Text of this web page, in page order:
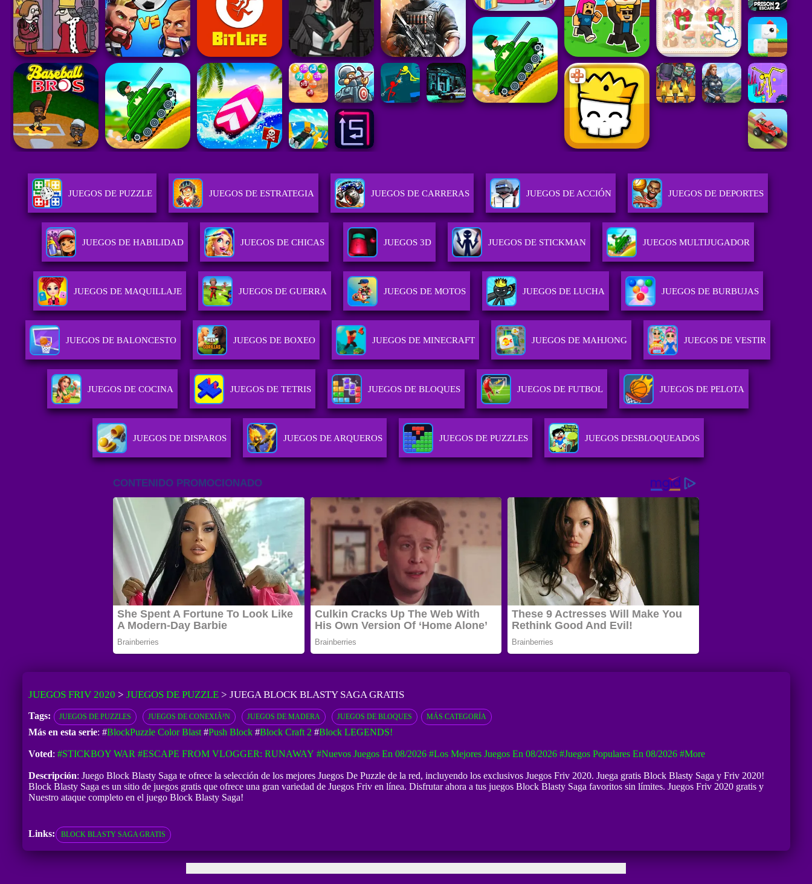
JUEGOS DE PUZZLE JUEGOS DE ESTRATEGIA JUEGOS DE CARRERAS JUEGOS DE ACCIÓN JUEGOS DE DEPORTES
JUEGOS DE HABILIDAD JUEGOS DE CHICAS JUEGOS 3D JUEGOS DE STICKMAN JUEGOS MULTIJUGADOR
JUEGOS DE MAQUILLAJE JUEGOS DE GUERRA JUEGOS DE MOTOS JUEGOS DE LUCHA JUEGOS DE BURBUJAS
JUEGOS DE BALONCESTO JUEGOS DE BOXEO JUEGOS DE MINECRAFT JUEGOS DE MAHJONG JUEGOS DE VESTIR
JUEGOS DE COCINA JUEGOS DE TETRIS JUEGOS DE BLOQUES JUEGOS DE FUTBOL JUEGOS DE PELOTA
JUEGOS DE DISPAROS JUEGOS DE ARQUEROS JUEGOS DE PUZZLES JUEGOS DESBLOQUEADOS
JUEGOS FRIV 2020 > JUEGOS DE PUZZLE> JUEGA BLOCK BLASTY SAGA GRATIS
Tags: JUEGOS DE PUZZLES JUEGOS DE CONEXIÃ³N JUEGOS DE MADERA JUEGOS DE BLOQUES MÁS CATEGORÍA
Más en esta serie: #BlockPuzzle Color Blast#Push Block#Block Craft 2 #Block LEGENDS!
Voted: #STICKBOY WAR #ESCAPE FROM VLOGGER: RUNAWAY #Nuevos Juegos En 08/2026 #Los Mejores Juegos En 08/2026 #Juegos Populares En 08/2026 #more
Descripción: Juego Block Blasty Saga te ofrece la selección de los mejores Juegos De Puzzle de la red, incluyendo los exclusivos Juegos Friv 2020. Juega gratis Block Blasty Saga y Friv 2020!
Block Blasty Saga es un sitio de juegos gratis que ofrece una gran variedad de Juegos Friv en línea. Disfrutar ahora a tus juegos Block Blasty Saga favoritos sin límites. Juegos Friv 2020 gratis y
Nuestro ataque completo en el juego Block Blasty Saga!
Links: BLOCK BLASTY SAGA GRATIS